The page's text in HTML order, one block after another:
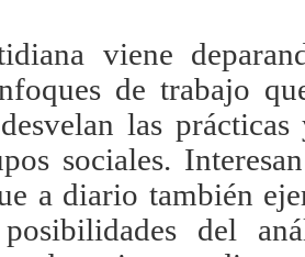
viene
de trabajo
las
sociales.
a diario también
del